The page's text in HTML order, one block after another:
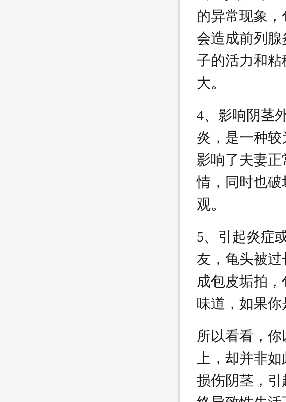
的异常现象
会造成前列
子的活力和
大。
4、影响阴茎
炎，是一种
影响了夫妻
情，同时也
观。
5、引起炎症
友，龟头被
成包皮垢拍
味道，如果你
所以看看，
上，却并非
损伤阴茎，